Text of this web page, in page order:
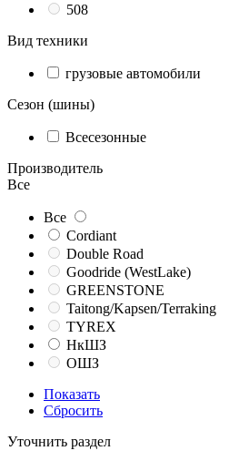
508
Вид техники
грузовые автомобили
Сезон (шины)
Всесезонные
Производитель
Все
Все
Cordiant
Double Road
Goodride (WestLake)
GREENSTONE
Taitong/Kapsen/Terraking
TYREX
НкШЗ
ОШЗ
Показать
Сбросить
Уточнить раздел